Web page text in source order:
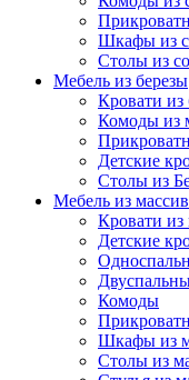
Шкафы из
Столы из
Мебель из березы
Кровати из
Комоды из
Детские
Столы из
Мебель из
Кровати из
Детские
Комоды
Шкафы из
Столы из